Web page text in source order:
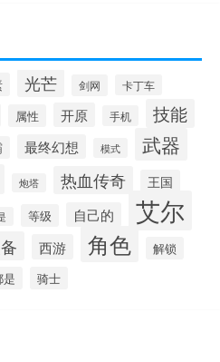
光芒 剑网 卡丁车
属性 开原 手机
技能
最终幻想 模式 武器
炮塔 热血传奇 王国
等级 自己的 艾尔
西游 角色 解锁
是 骑士